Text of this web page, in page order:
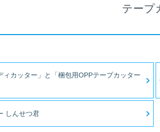
テープ
ィカッター」と「梱包用OPPテープカッター
しんせつ君